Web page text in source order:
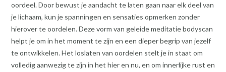
oordeel. Door bewust je aandacht te laten gaan naar elk deel van
je lichaam, kun je spanningen en sensaties opmerken zonder
hierover te oordelen. Deze vorm van geleide meditatie bodyscan
helpt je om in het moment te zijn en een dieper begrip van jezelf
te ontwikkelen. Het loslaten van oordelen stelt je in staat om
volledig aanwezig te zijn in het hier en nu, en om innerlijke rust en